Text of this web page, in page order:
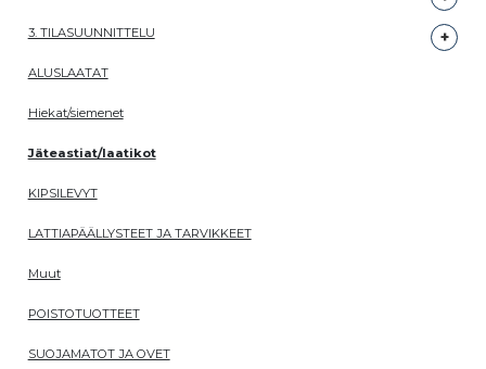
3. TILASUUNNITTELU
ALUSLAATAT
Hiekat/siemenet
Jäteastiat/laatikot
KIPSILEVYT
LATTIAPÄÄLLYSTEET JA TARVIKKEET
Muut
POISTOTUOTTEET
SUOJAMATOT JA OVET